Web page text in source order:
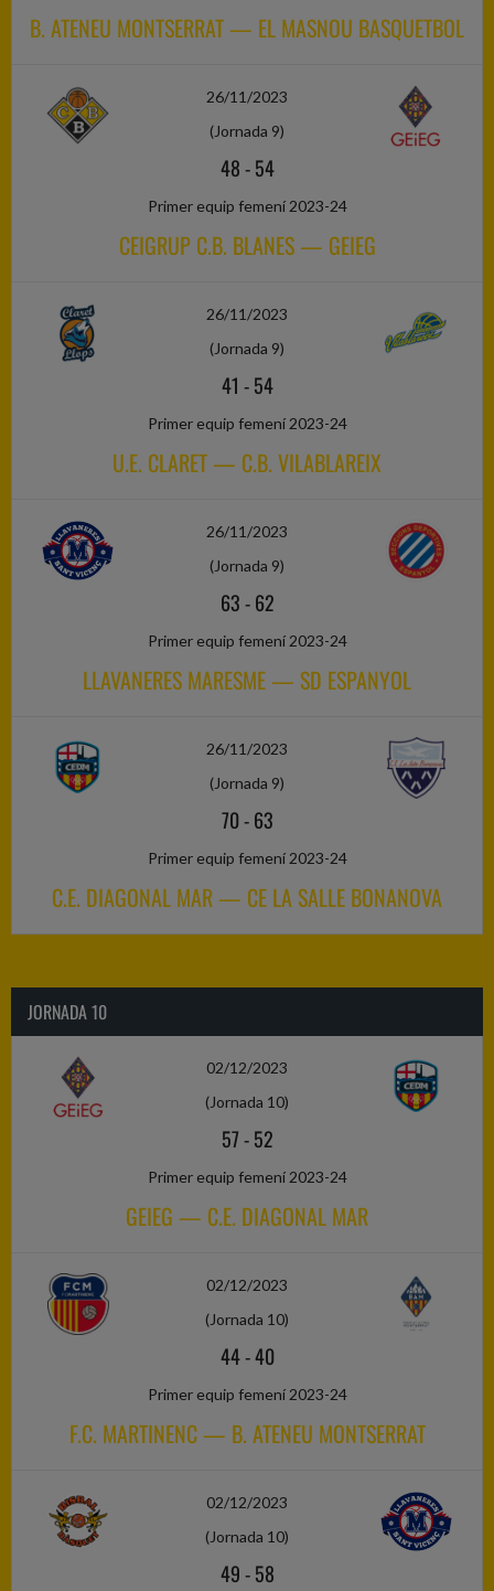
B. ATENEU MONTSERRAT — EL MASNOU BASQUETBOL
26/11/2023
(Jornada 9)
48-54
Primer equip femení 2023-24
CEIGRUP C.B. BLANES — GEIEG
26/11/2023
(Jornada 9)
41 -54
Primer equip femení 2023-24
U.E. CLARET — C.B. VILABLAREIX
26/11/2023
(Jornada 9)
63-62
Primer equip femení 2023-24
LLAVANERES MARESME — SD ESPANYOL
26/11/2023
(Jornada 9)
70-63
Primer equip femení 2023-24
C.E. DIAGONAL MAR — CE LA SALLE BONANOVA
JORNADA 10
02/12/2023
(Jornada 10)
57-52
Primer equip femení 2023-24
GEIEG — C.E. DIAGONAL MAR
02/12/2023
(Jornada 10)
44-40
Primer equip femení 2023-24
F.C. MARTINENC — B. ATENEU MONTSERRAT
02/12/2023
(Jornada 10)
49-58